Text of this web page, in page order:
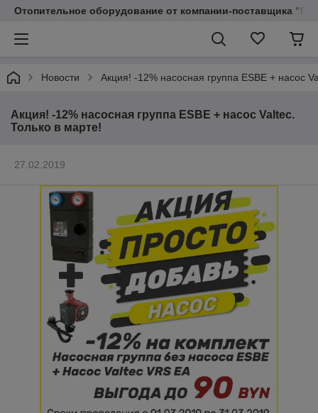
Отопительное оборудование от компании-поставщика
Новости Акция! -12% насосная группа ESBE + насос
Акция! -12% насосная группа ESBE + насос Valtec.
Только в марте!
27.02.2019